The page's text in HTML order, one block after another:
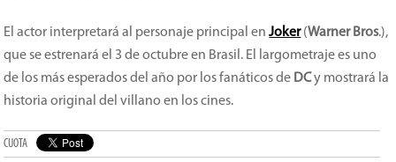
El actor interpretará al personaje principal enJoker(Warner Bros.),
que se estrenará el 3 de octubre en Brasil. El largometraje es uno
de los más esperados del año por los fanáticos de DCy mostrará la
historia original del villano en los cines.
CUOTA